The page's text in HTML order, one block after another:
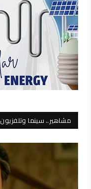
مشاهير.. سينما وتلفزيون